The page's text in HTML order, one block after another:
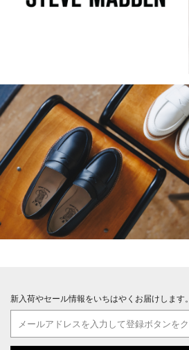
新入荷やセール情報をいちはやくお届けします。